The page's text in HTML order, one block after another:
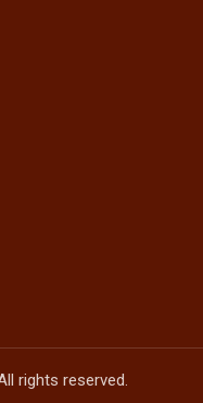
rights reserved.